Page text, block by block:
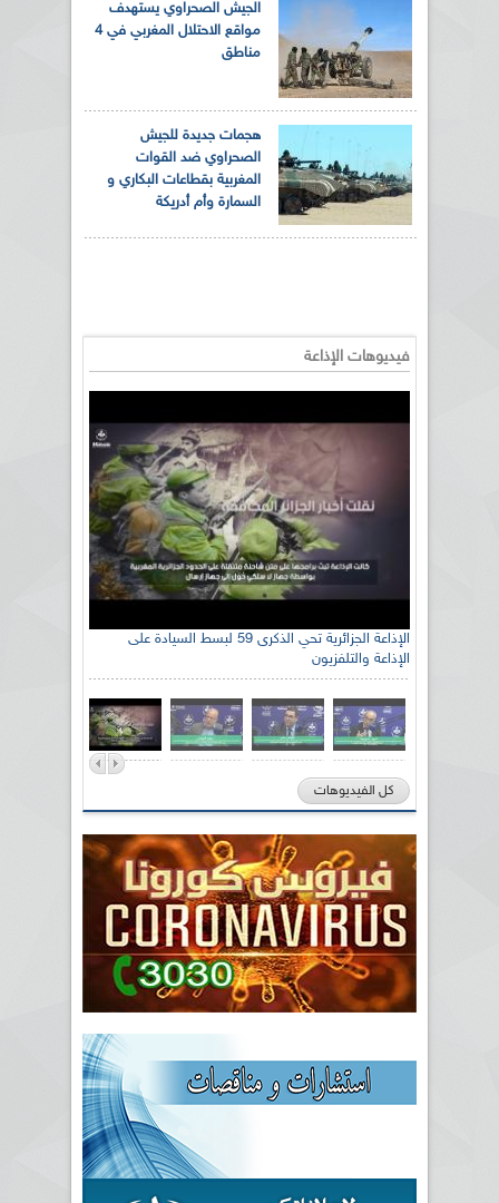
الجيش الصحراوي يستهدف
مواقع الاحتلال المغربي في 4
مناطق
هجمات جديدة للجيش
الصحراوي ضد القوات
المغربية بقطاعات البكاري و
السمارة وأم أدريكة
فيديوهات الإذاعة
الإذاعة الجزائرية تحي الذكرى 59 لبسط السيادة على
الإذاعة والتلفزيون
كل الفيديوهات